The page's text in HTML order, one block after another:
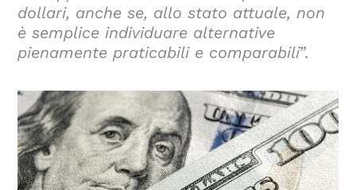
dollari, anche se, allo stato attuale, non
è semplice individuare alternative
pienamente praticabili e comparabili”.